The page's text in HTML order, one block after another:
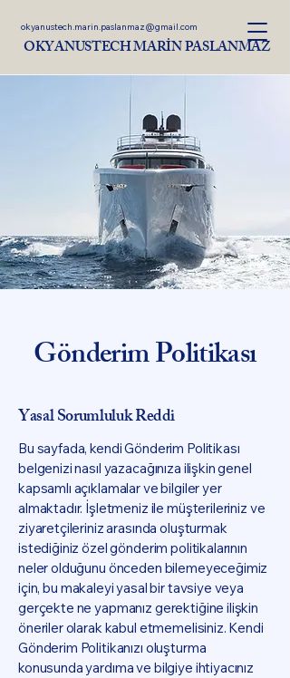
okyanustech.marin.paslanmaz@gmail.com
OKYANUSTECH MARİN PASLANMAZ
Gönderim Politikası
Yasal Sorumluluk Reddi
Bu sayfada, kendi Gönderim Politikası
belgenizi nasıl yazacağınıza ilişkin genel
kapsamlı açıklamalar ve bilgiler yer
almaktadır. İşletmeniz ile müşterileriniz ve
ziyaretçileriniz arasında oluşturmak
istediğiniz özel gönderim politikalarının
neler olduğunu önceden bilemeyeceğimiz
için, bu makaleyi yasal bir tavsiye veya
gerçekte ne yapmanız gerektiğine ilişkin
öneriler olarak kabul etmemelisiniz. Kendi
Gönderim Politikanızı oluşturma
konusunda yardıma ve bilgiye ihtiyacınız